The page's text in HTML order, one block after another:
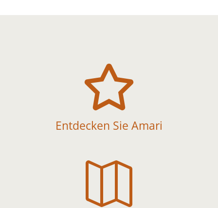

Entdecken Sie Amari
